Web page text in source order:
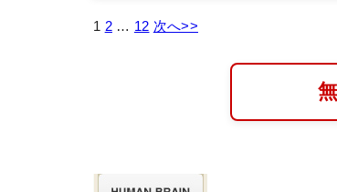
1 2 … 12 次へ>>